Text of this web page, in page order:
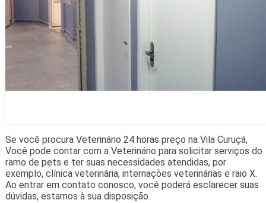
Se você procura Veterinário 24 horas preço na Vila Curuçá,
Você pode contar com a Veterinário para solicitar serviços do
ramo de pets e ter suas necessidades atendidas, por
exemplo, clínica veterinária, internações veterinárias e raio X.
Ao entrar em contato conosco, você poderá esclarecer suas
dúvidas, estamos à sua disposição.